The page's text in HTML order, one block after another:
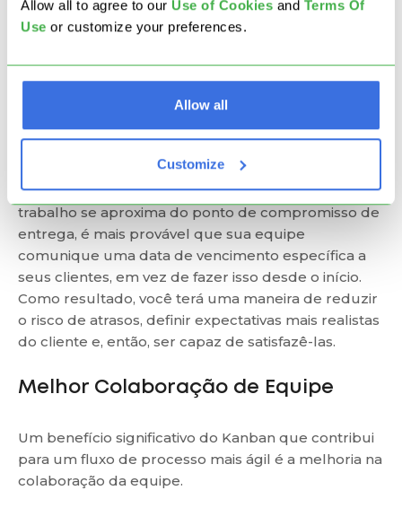
Allow all to agree to our Use of Cookies and Terms Of
Use or customize your preferences.
Allow all
Customize
Depois que um item de trabalho é confirmado para
execução, este é o ponto no processo em que
podemos não ter detalhes exatos de quando ele
será entregue. No entanto, à medida que o item de
trabalho se aproxima do ponto de compromisso de
entrega, é mais provável que sua equipe
comunique uma data de vencimento específica a
seus clientes, em vez de fazer isso desde o início.
Como resultado, você terá uma maneira de reduzir
o risco de atrasos, definir expectativas mais realistas
do cliente e, então, ser capaz de satisfazê-las.
Melhor Colaboração de Equipe
Um benefício significativo do Kanban que contribui
para um fluxo de processo mais ágil é a melhoria na
colaboração da equipe.